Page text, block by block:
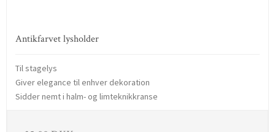
Antikfarvet lysholder
Til stagelys
Giver elegance til enhver dekoration
Sidder nemt i halm- og limteknikkranse